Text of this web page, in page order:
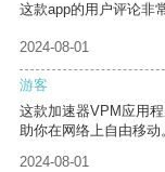
这款app的用户评论非
2024-08-01
游客
这款加速器VPM应用
助你在网络上自由移动
2024-08-01